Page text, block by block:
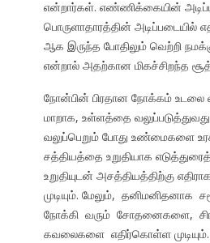
என்றார்கள். எண்ணிக்கையின்
பொருளாதாரத்தின் அடிப்படையில்
ஆக இருந்த போதிலும் வெற்றி
என்றால் அதற்கான மிகச்சிறந்த
நோன்பின் பிரதான நோக்கம் உடலை
மாறாக, உள்ளத்தை
வலுப்பெறும் போது உண்மைகளை
சத்தியத்தை உறுதியாக
உறுதியுடன் அசத்தியத்திற்கு
முடியும். மேலும், தனிமனிதனாக
நோக்கி வரும் சோதனைகளை,
கவலைகளை எதிர்கொள்ள